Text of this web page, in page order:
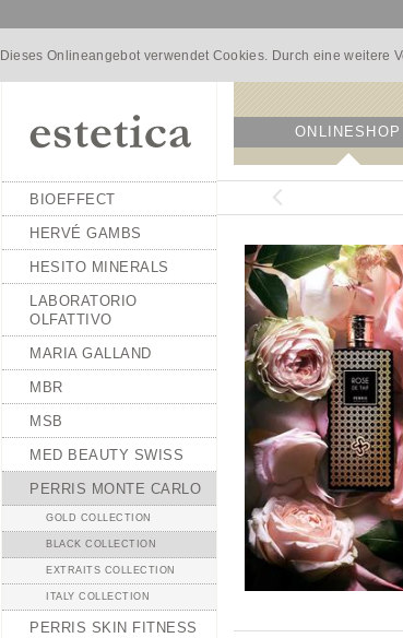
Dieses Onlineangebot verwendet Cookies. Durch eine weitere
BIOEFFECT
HERVÉ GAMBS
HESITO MINERALS
LABORATORIO
OLFATTIVO
MARIA GALLAND
MBR
MSB
MED BEAUTY SWISS
PERRIS MONTE CARLO
GOLD COLLECTION
BLACK COLLECTION
EXTRAITS COLLECTION
ITALY COLLECTION
PERRIS SKIN FITNESS
ONLINESHOP